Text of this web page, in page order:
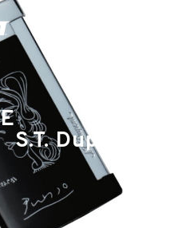
S.T. Dupont